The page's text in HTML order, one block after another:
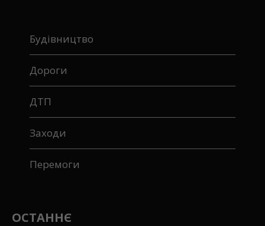
Будівництво
Дороги
ДТП
Заходи
Перемоги
ОСТАННЄ